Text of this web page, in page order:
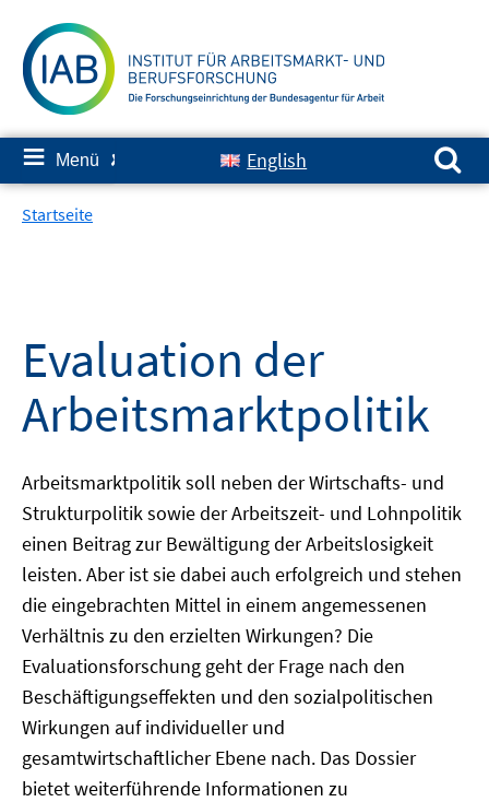
zum
Inhalt
≡ Menü ✘ English
Suchen nach:
Startseite
Evaluation der
Arbeitsmarktpolitik
Arbeitsmarktpolitik soll neben der Wirtschafts- und
Strukturpolitik sowie der Arbeitszeit- und Lohnpolitik
einen Beitrag zur Bewältigung der Arbeitslosigkeit
leisten. Aber ist sie dabei auch erfolgreich und stehen
die eingebrachten Mittel in einem angemessenen
Verhältnis zu den erzielten Wirkungen? Die
Evaluationsforschung geht der Frage nach den
Beschäftigungseffekten und den sozialpolitischen
Wirkungen auf individueller und
gesamtwirtschaftlicher Ebene nach. Das Dossier
bietet weiterführende Informationen zu